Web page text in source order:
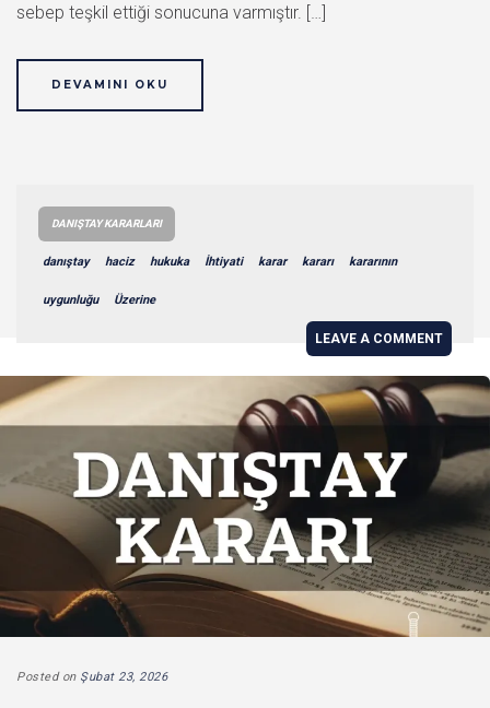
sebep teşkil ettiği sonucuna varmıştır. […]
DEVAMINI OKU
DANIŞTAY KARARLARI
danıştay haciz hukuka İhtiyati karar kararı kararının
uygunluğu Üzerine
LEAVE A COMMENT
Posted on Şubat 23, 2026